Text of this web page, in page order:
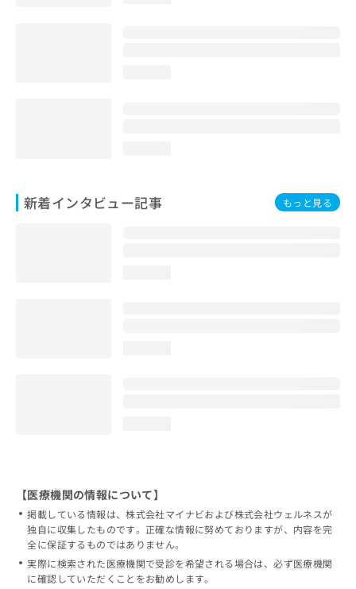
新着インタビュー記事 もっと見る
【医療機関の情報について】
掲載している情報は、株式会社マイナビおよび株式会社ウェルネスが
独自に収集したものです。正確な情報に努めておりますが、内容を完
全に保証するものではありません。
実際に検索された医療機関で受診を希望される場合は、必ず医療機関
に確認していただくことをお勧めします。